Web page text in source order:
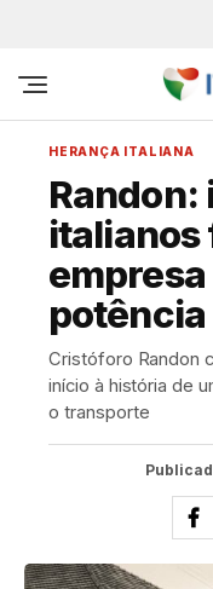
HERANÇA ITALIANA
italianos
Cristóforo Randon
início à história de
o transporte